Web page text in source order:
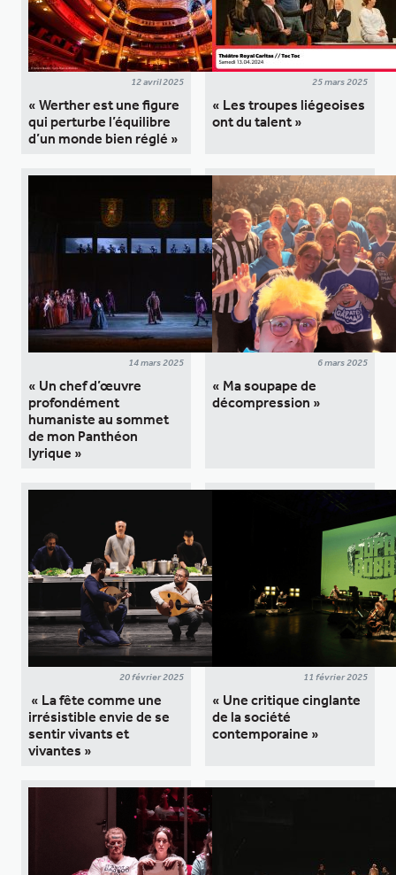
12 avril 2025
« Werther est une figure
qui perturbe l’équilibre
d’un monde bien réglé »
25 mars 2025
« Les troupes liégeoises
ont du talent »
14 mars 2025
« Un chef d’œuvre
profondément
humaniste au sommet
de mon Panthéon
lyrique »
6 mars 2025
« Ma soupape de
décompression »
20 février 2025
« La fête comme une
irrésistible envie de se
sentir vivants et
vivantes »
11 février 2025
« Une critique cinglante
de la société
contemporaine »